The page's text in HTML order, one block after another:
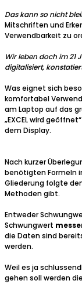
Das kann so nicht
Mitschriften und
Verwendbarkeit zu
Wir leben doch im 21
digitalisiert,
Was eignet sich
komfortabel
am Laptop auf das
„EXCEL wird
dem Display.
Nach kurzer
benötigten Formeln
Gliederung folgte
Methoden gibt.
Entweder
Schwungwert
die Daten sind
werden.
Weil es ja
gehen soll werden